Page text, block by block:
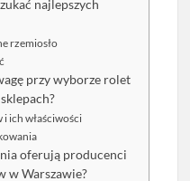
najlepszych
rzemiosło
przy wyborze rolet
ich właściwości
oferują producenci
w Warszawie?